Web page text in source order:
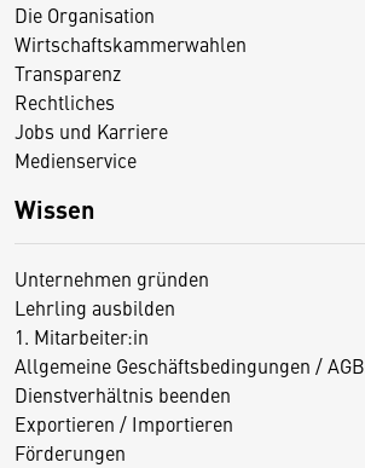
Die Organisation
Wirtschaftskammerwahlen
Transparenz
Rechtliches
Jobs und Karriere
Medienservice
Wissen
Unternehmen gründen
Lehrling ausbilden
1. Mitarbeiter:in
Allgemeine Geschäftsbedingungen / AGB
Dienstverhältnis beenden
Exportieren / Importieren
Förderungen